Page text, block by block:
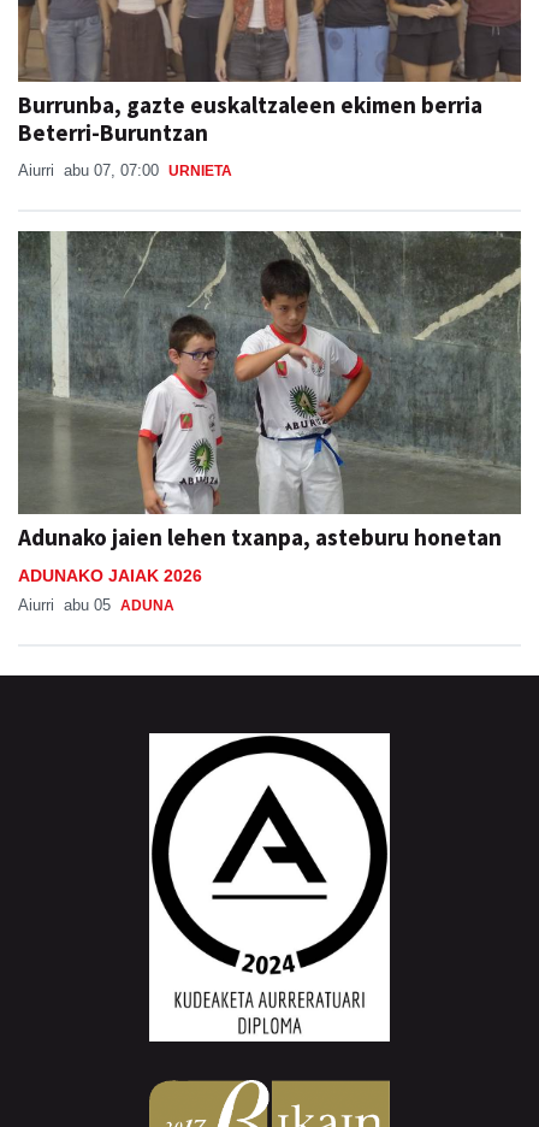
Burrunba, gazte euskaltzaleen ekimen berria
Beterri-Buruntzan
Aiurri abu 07, 07:00 URNIETA
Adunako jaien lehen txanpa, asteburu honetan
ADUNAKO JAIAK 2026
Aiurri abu 05 ADUNA